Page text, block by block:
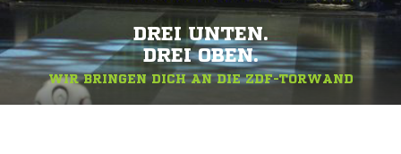
DREI UNTEN.
DREI OBEN.
WIR BRINGEN DICH AN DIE ZDF-TORWAND